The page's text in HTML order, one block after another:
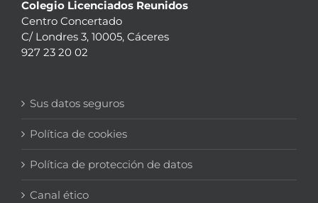
Colegio Licenciados Reunidos
Centro Concertado
C/ Londres 3, 10005, Cáceres
927 23 20 02
Sus datos seguros
Política de cookies
Política de protección de datos
Canal ético